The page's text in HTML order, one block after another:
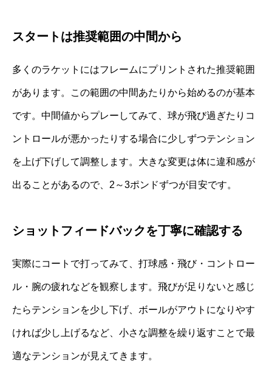
スタートは推奨範囲の中間から
多くのラケットにはフレームにプリントされた推奨範囲
があります。この範囲の中間あたりから始めるのが基本
です。中間値からプレーしてみて、球が飛び過ぎたりコ
ントロールが悪かったりする場合に少しずつテンション
を上げ下げして調整します。大きな変更は体に違和感が
出ることがあるので、2～3ポンドずつが目安です。
ショットフィードバックを丁寧に確認する
実際にコートで打ってみて、打球感・飛び・コントロー
ル・腕の疲れなどを観察します。飛びが足りないと感じ
たらテンションを少し下げ、ボールがアウトになりやす
ければ少し上げるなど、小さな調整を繰り返すことで最
適なテンションが見えてきます。